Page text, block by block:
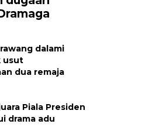
dalami
usut
dua remaja
Piala Presiden
drama adu